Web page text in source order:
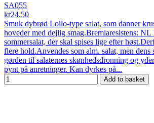
SA055
kr24.50
Smuk dybrød Lollo-type salat, som danner
hoveder med dejlig smag.Bremiaresistens:
sommersalat, der skal spises lige efter
flere hold.Anvendes som alm. salat, men dens
gørden til salaternes skønhedsdronning og
pynt på anretninger. Kan dyrkes på...
Add to basket